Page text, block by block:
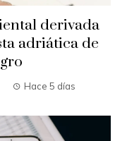
derivada
adriática de
Hace 5 días